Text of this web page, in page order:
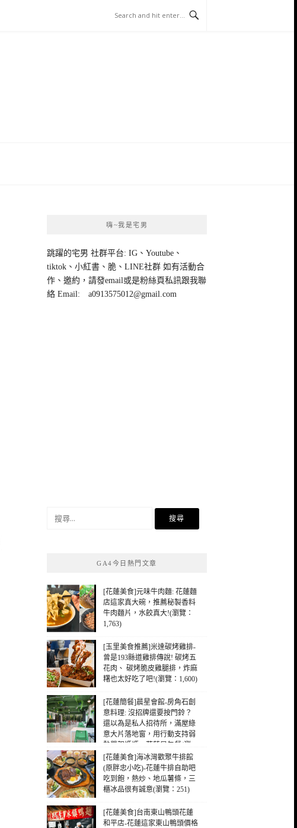
嗨~我是宅男
跳躍的宅男 社群平台: IG、Youtube、
tiktok、小紅書、脆、LINE社群 如有活動合
作、邀約，請發email或是粉絲頁私訊跟我聯
絡 Email: a0913575012@gmail.com
GA4今日熱門文章
[花蓮美食]元味牛肉麵: 花蓮麵
店這家真大碗，推薦秘製香料
牛肉麵片，水餃真大!(瀏覽：
1,763)
[玉里美食推薦]米達碳烤雞排-
曾是193縣道雞排傳說! 碳烤五
花肉、 碳烤脆皮雞腿排，炸麻
糬也太好吃了吧!(瀏覽：1,600)
[花蓮簡餐]晨星會館-房角石創
意料理: 沒招牌還要按門鈴？
還以為是私人招待所，滿屋綠
意大片落地窗，用行動支持弱
勢單親媽媽，花蓮早午餐(瀏
覽：492)
[花蓮美食]海冰灣歡聚牛排館
(原胖忠小吃)-花蓮牛排自助吧
吃到飽，熱炒、地瓜薯條，三
櫃冰品很有誠意(瀏覽：251)
[花蓮美食]台南東山鴨頭花蓮
和平店-花蓮這家東山鴨頭價格